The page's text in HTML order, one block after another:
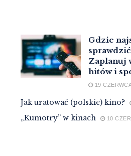
Gdzie
Zaplanuj
hitów i
19
Jak uratować (polskie) kino?
„Kumotry” w kinach 10